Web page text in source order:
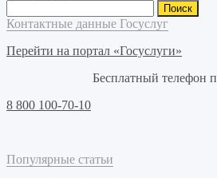
Контактные данные Госуслуг
Перейти на портал «Госуслуги»
Бесплатный телефон
8 800 100-70-10
Популярные статьи